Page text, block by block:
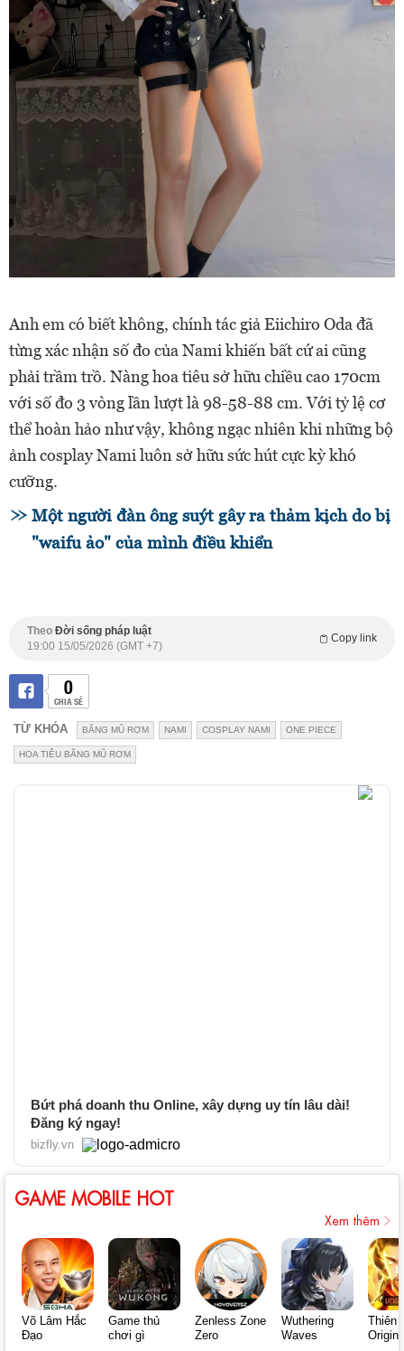
Anh em có biết không, chính tác giả Eiichiro Oda đã
từng xác nhận số đo của Nami khiến bất cứ ai cũng
phải trầm trồ. Nàng hoa tiêu sở hữu chiều cao 170cm
với số đo 3 vòng lần lượt là 98-58-88 cm. Với tỷ lệ cơ
thể hoàn hảo như vậy, không ngạc nhiên khi những bộ
ảnh cosplay Nami luôn sở hữu sức hút cực kỳ khó
cưỡng.
Một người đàn ông suýt gây ra thảm kịch do bị
"waifu ảo" của mình điều khiển
Theo Đời sống pháp luật
Copy link
19:00 15/05/2026 (GMT +7)
0
CHIA SẺ
TỪ KHÓA BĂNG MŨ RƠM NAMI COSPLAY NAMI ONE PIECE
HOA TIÊU BĂNG MŨ RƠM
Bứt phá doanh thu Online, xây dựng uy tín lâu dài!
Đăng ký ngay!
bizfly.vn
GAME MOBILE HOT
Xem thêm
Võ Lâm Hắc
Đạo
Game thủ
chơi gì
Zenless Zone
Zero
Wuthering
Waves
Thiên
Origin